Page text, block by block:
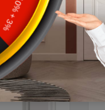
Tivoli /
Тиволи А-1
17 042 ₽